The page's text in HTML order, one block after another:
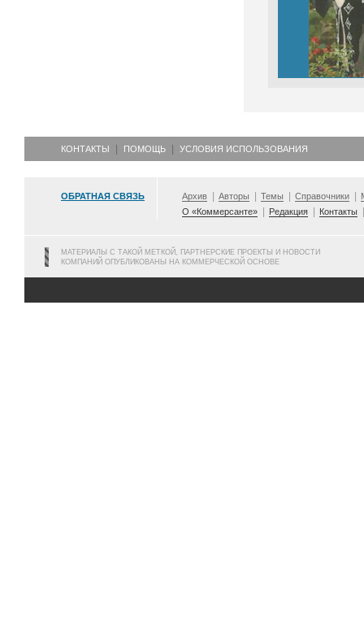
КОНТАКТЫ ПОМОЩЬ УСЛОВИЯ ИСПОЛЬЗОВАНИЯ
ОБРАТНАЯ СВЯЗЬ Архив Авторы Темы Справочники
О «Коммерсанте»
Редакция Контакты
МАТЕРИАЛЫ С ТАКОЙ МЕТКОЙ, ПАРТНЕРСКИЕ ПРОЕКТЫ И НОВОСТИ
КОМПАНИЙ ОПУБЛИКОВАНЫ НА КОММЕРЧЕСКОЙ ОСНОВЕ